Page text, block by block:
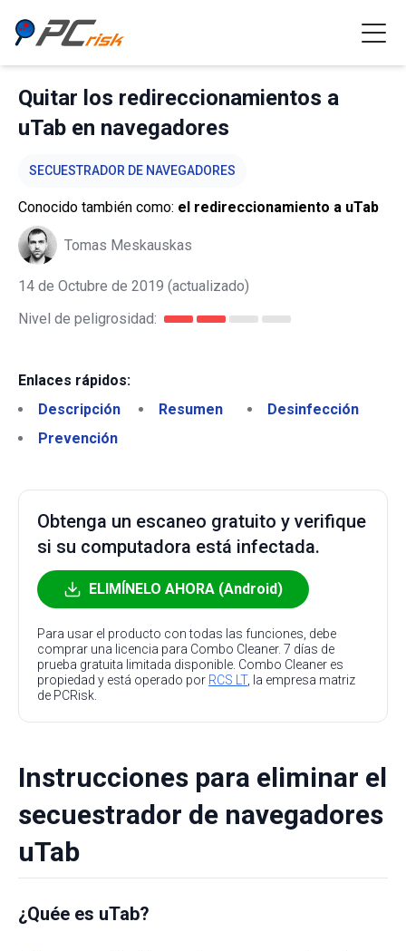
Quitar los redireccionamientos a
uTab en navegadores
SECUESTRADOR DE NAVEGADORES
Conocido también como: el redireccionamiento a uTab
Tomas Meskauskas
14 de Octubre de 2019 (actualizado)
Nivel de peligrosidad:
Enlaces rápidos:
Descripción
Resumen
Desinfección
Prevención
Obtenga un escaneo gratuito y verifique
si su computadora está infectada.
ELIMÍNELO AHORA (Android)
Para usar el producto con todas las funciones, debe
comprar una licencia para Combo Cleaner. 7 días de
prueba gratuita limitada disponible. Combo Cleaner es
propiedad y está operado por RCS LT, la empresa matriz
de PCRisk.
Instrucciones para eliminar el
secuestrador de navegadores
uTab
¿Quée es uTab?